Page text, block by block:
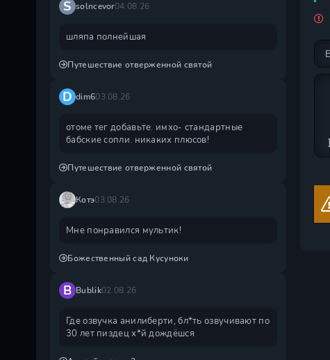
S solncevor04.08.26
шляпа полнейшая
Путешествие отверженной святой
D dim603.08.26
отоме тег добавьте. имхо- стандартные
бабские сопли. никаких плюсов!
Путешествие отверженной святой
Котэ03.08.26
Мне понравился мультик!
Божественный сад Кусуноки
B Bublik02.08.26
Где озвучка анилиберти, бл*ть озвучивают по
30 лет пиздец х*й дождëшся